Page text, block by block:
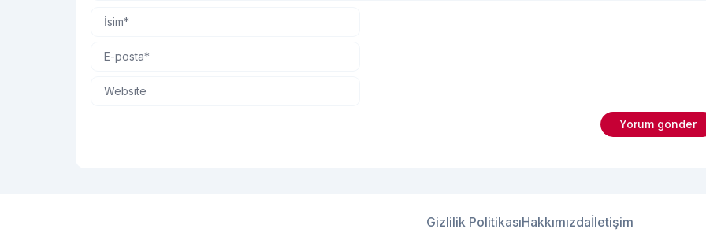
Gizlilik PolitikasıHakkımızdaİletişim